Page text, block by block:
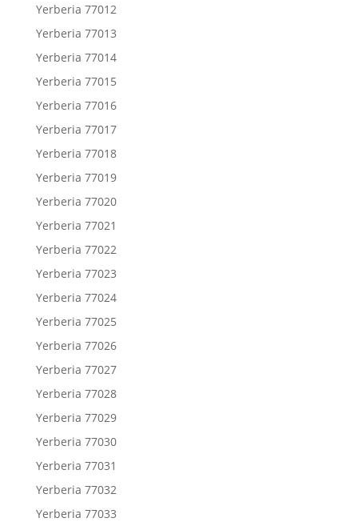
Yerberia 77012
Yerberia 77013
Yerberia 77014
Yerberia 77015
Yerberia 77016
Yerberia 77017
Yerberia 77018
Yerberia 77019
Yerberia 77020
Yerberia 77021
Yerberia 77022
Yerberia 77023
Yerberia 77024
Yerberia 77025
Yerberia 77026
Yerberia 77027
Yerberia 77028
Yerberia 77029
Yerberia 77030
Yerberia 77031
Yerberia 77032
Yerberia 77033